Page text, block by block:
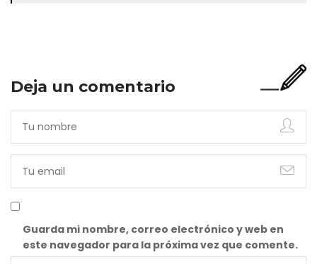
Deja un comentario
Guarda mi nombre, correo electrónico y web en
este navegador para la próxima vez que comente.